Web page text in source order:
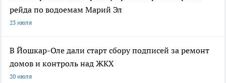
рейда по водоемам Марий Эл
23 июля
В Йошкар-Оле дали старт сбору подписей за ремонт
домов и контроль над ЖКХ
20 июля